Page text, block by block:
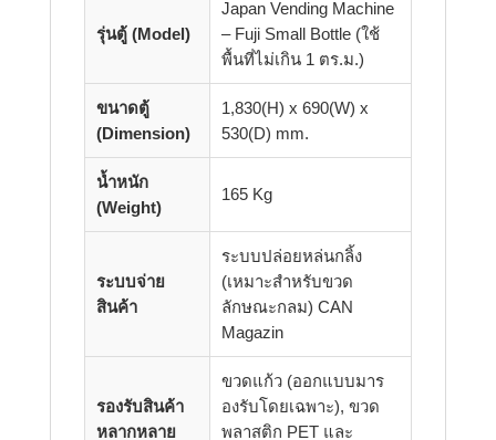
รุ่นตู้ (Model)
Japan Vending Machine
– Fuji Small Bottle (ใช้
พื้นที่ไม่เกิน 1 ตร.ม.)
ขนาดตู้
(Dimension)
1,830(H) x 690(W) x
530(D) mm.
น้ำหนัก
(Weight)
165 Kg
ระบบจ่าย
สินค้า
ระบบปล่อยหล่นกลิ้ง
(เหมาะสำหรับขวด
ลักษณะกลม) CAN
Magazin
รองรับสินค้า
หลากหลาย
ขวดแก้ว (ออกแบบมาร
องรับโดยเฉพาะ), ขวด
พลาสติก PET และ